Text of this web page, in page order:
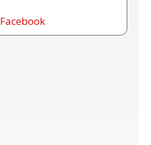
Facebook